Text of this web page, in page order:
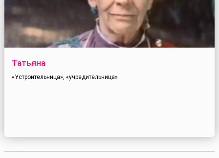
Татьяна
«Устроительница», «учредительница»